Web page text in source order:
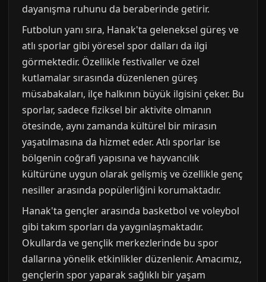
dayanışma ruhunu da beraberinde getirir.
Futbolun yanı sıra, Hanak'ta geleneksel güreş ve
atlı sporlar gibi yöresel spor dalları da ilgi
görmektedir. Özellikle festivaller ve özel
kutlamalar sırasında düzenlenen güreş
müsabakaları, ilçe halkının büyük ilgisini çeker. Bu
sporlar, sadece fiziksel bir aktivite olmanın
ötesinde, aynı zamanda kültürel bir mirasın
yaşatılmasına da hizmet eder. Atlı sporlar ise
bölgenin coğrafi yapısına ve hayvancılık
kültürüne uygun olarak gelişmiş ve özellikle genç
nesiller arasında popülerliğini korumaktadır.
Hanak'ta gençler arasında basketbol ve voleybol
gibi takım sporları da yaygınlaşmaktadır.
Okullarda ve gençlik merkezlerinde bu spor
dallarına yönelik etkinlikler düzenlenir. Amacımız,
gençlerin spor yaparak sağlıklı bir yaşam